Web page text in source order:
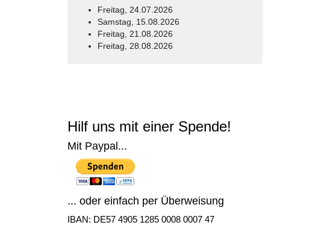
Freitag, 24.07.2026
Samstag, 15.08.2026
Freitag, 21.08.2026
Freitag, 28.08.2026
Hilf uns mit einer Spende!
Mit Paypal...
... oder einfach per Überweisung
IBAN: DE57 4905 1285 0008 0007 47